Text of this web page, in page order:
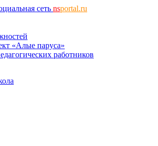
сеть nsportal.ru
«Алые паруса»
работников